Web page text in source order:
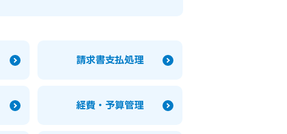
請求書支払処理
経費・予算管理